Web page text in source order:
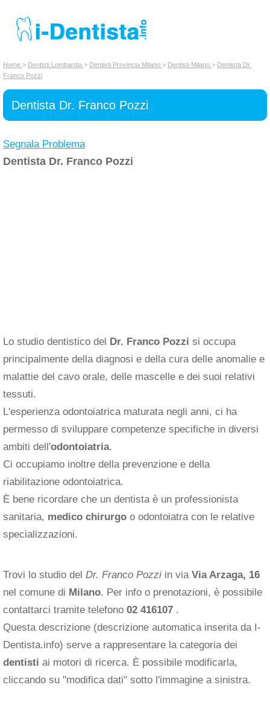
INSERISCI DENTISTA
Chi siamo
Home > Dentisti Lombardia > Dentisti Provincia Milano > Dentisti Milano > Dentista Dr.
Franco Pozzi
Dentista Dr. Franco Pozzi
Segnala Problema
Dentista Dr. Franco Pozzi
Lo studio dentistico del Dr. Franco Pozzi si occupa
principalmente della diagnosi e della cura delle anomalie e
malattie del cavo orale, delle mascelle e dei suoi relativi
tessuti.
L'esperienza odontoiatrica maturata negli anni, ci ha
permesso di sviluppare competenze specifiche in diversi
ambiti dell'odontoiatria.
Ci occupiamo inoltre della prevenzione e della
riabilitazione odontoiatrica.
È bene ricordare che un dentista è un professionista
sanitaria, medico chirurgo o odontoiatra con le relative
specializzazioni.
Trovi lo studio del Dr. Franco Pozzi in via Via Arzaga, 16
nel comune di Milano. Per info o prenotazioni, è possibile
contattarci tramite telefono 02 416107 .
Questa descrizione (descrizione automatica inserita da I-
Dentista.info) serve a rappresentare la categoria dei
dentisti ai motori di ricerca. È possibile modificarla,
cliccando su "modifica dati" sotto l'immagine a sinistra.